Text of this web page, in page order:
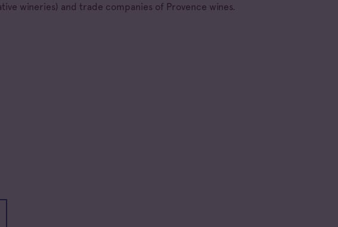
wineries) and trade companies of Provence wines.